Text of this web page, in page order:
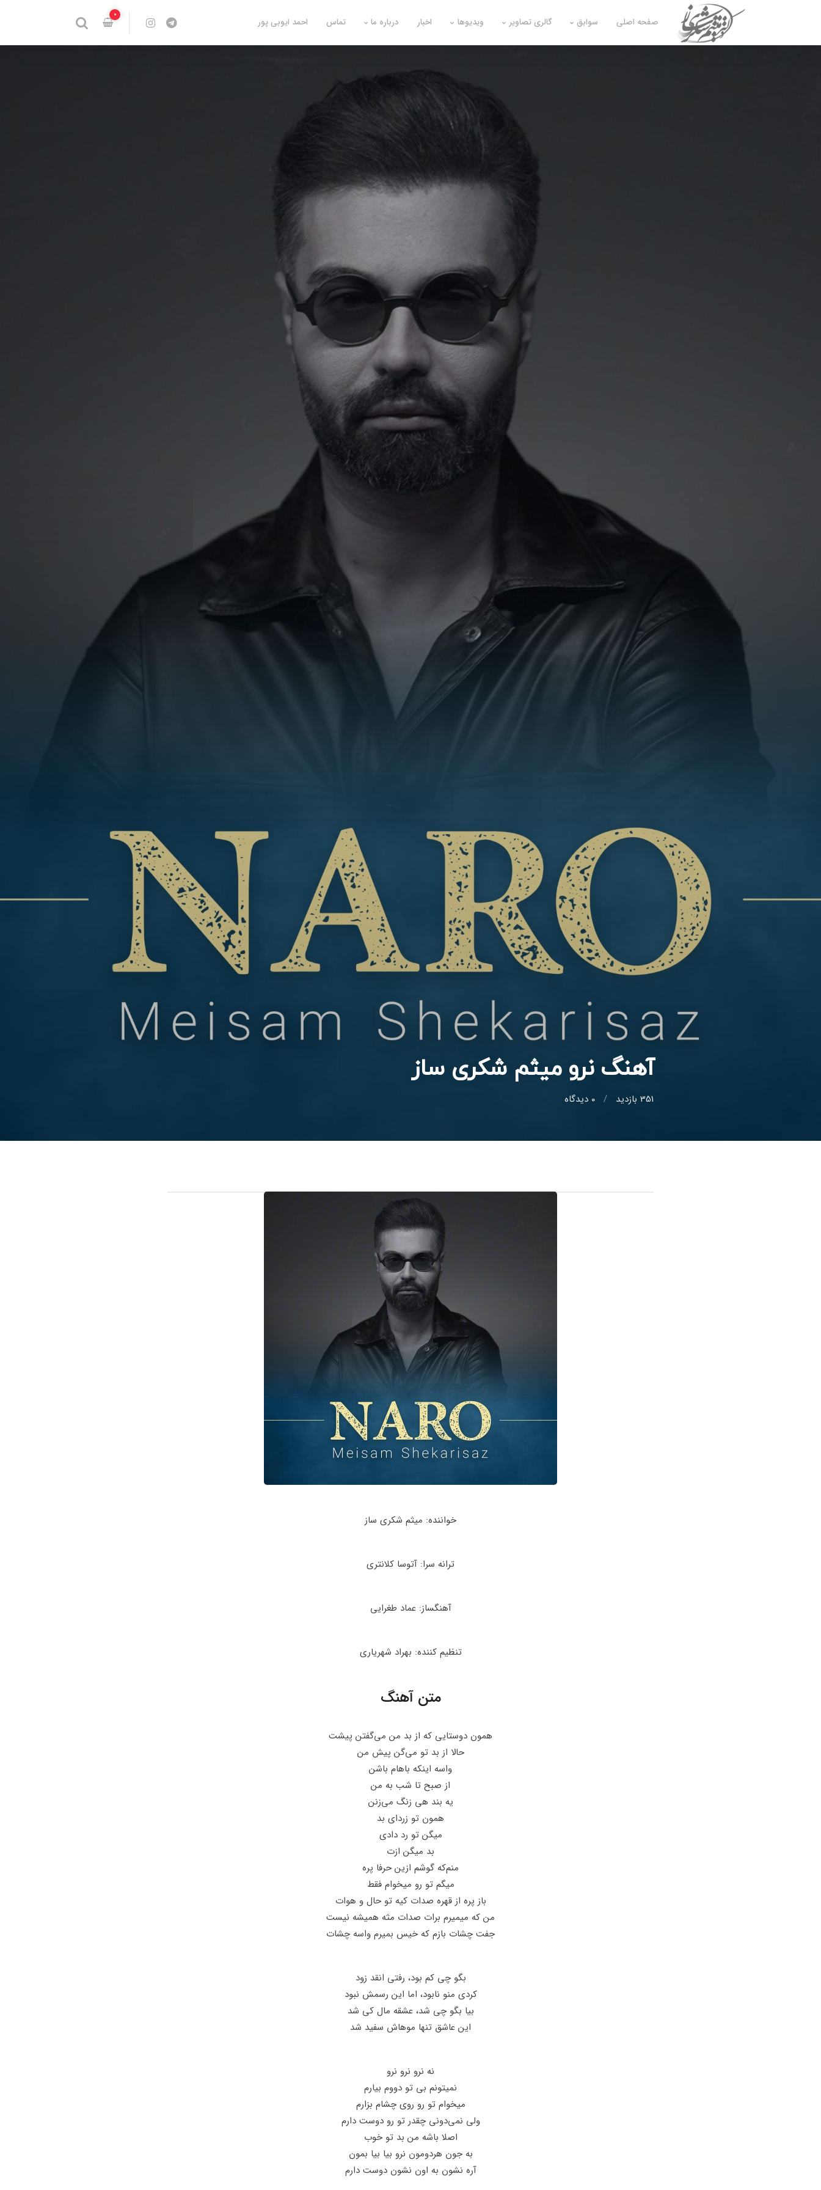
صفحه اصلی سوابق گالری تصاویر ویدیوها اخبار درباره ما تماس احمد ایوبی پور
0
آهنگ نرو میثم شکری ساز
351 بازدید 0 دیدگاه
خواننده: میثم شکری ساز
ترانه سرا: آتوسا کلانتری
آهنگساز: عماد طغرایی
تنظیم کننده: بهراد شهریاری
متن آهنگ
همون دوستایی که از بد من می‌گفتن پیشت
حالا از بد تو‌ می‌گن پیش من
واسه اینکه باهام باشن
از صبح تا شب به من
یه بند هی زنگ می‌زنن
همون تو زردای بد
میگن تو‌ رد دادی
بد میگن ازت
منم‌که گوشم ازین حرفا پره
میگم‌ تو ‌رو میخوام فقط
باز پره از قهره صدات کیه تو‌ حال و ‌هوات
من که میمیرم‌ برات صدات مثه همیشه نیست
جفت چشات بازم که خیس بمیرم واسه چشات
بگو چی کم بود، رفتی انقد زود
کردی منو نابود، اما این رسمش نبود
بیا بگو چی شد، عشقه مال کی شد
این عاشق تنها موهاش سفید شد
نه نرو نرو‌ نرو
نمیتونم بی تو دووم بیارم
میخوام تو رو روی چشام بزارم
ولی نمی‌دونی چقدر تو رو دوست دارم
اصلا باشه من بد تو خوب
به جون هردومون نرو بیا بیا بمون
آره نشون به اون نشون دوست دارم